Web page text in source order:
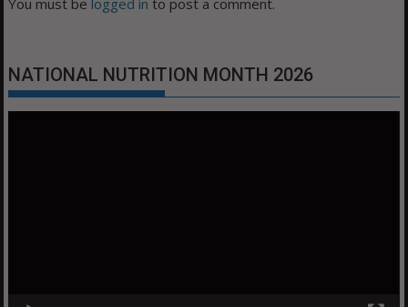
You must be logged in to post a comment.
NATIONAL NUTRITION MONTH 2026